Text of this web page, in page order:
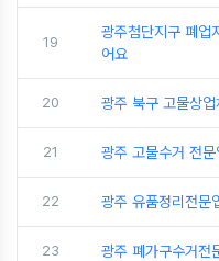
19
광주첨단지구 폐업
어요
20 광주 북구 고물상
21 광주 고물수거 전
22 광주 유품정리전문
23 광주 폐가구수거전